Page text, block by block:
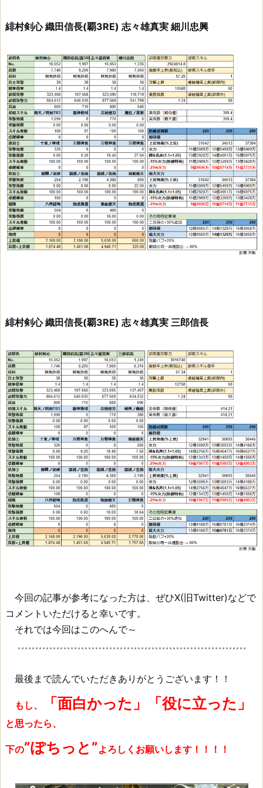
緋村剣心 織田信長(覇3RE) 志々雄真実 細川忠興
緋村剣心 織田信長(覇3RE) 志々雄真実 三郎信長
今回の記事が参考になった方は、ぜひX(旧Twitter)などで
コメントいただけると幸いです。
それでは今回はこのへんで～
最後まで読んでいただきありがとうございます！！
もし、 「面白かった」「役に立った」
と思ったら、
下の”ぽちっと”よろしくお願いします！！！！